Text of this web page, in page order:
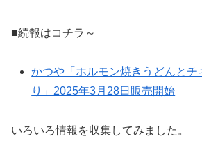
■続報はコチラ～
かつや「ホルモン焼きうどんとチ
り」2025年3月28日販売開始
いろいろ情報を収集してみました。